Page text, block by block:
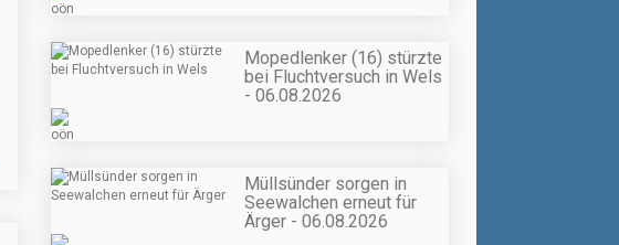
Mopedlenker (16) stürzte
bei Fluchtversuch in Wels
- 06.08.2026
Müllsünder sorgen in
Seewalchen erneut für
Ärger - 06.08.2026